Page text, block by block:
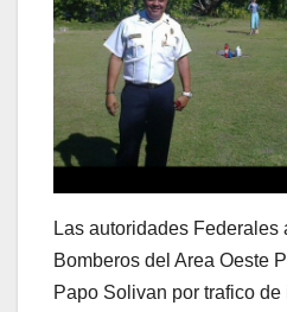
Las autoridades Federales
Bomberos del Area Oeste
Papo Solivan por trafico de